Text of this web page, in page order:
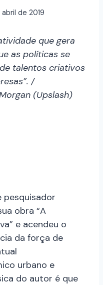
de 2019
que gera
as políticas se
talentos criativos
/
(Upslash)
pesquisador
obra “A
e acendeu o
da força de
urbano e
do autor é que